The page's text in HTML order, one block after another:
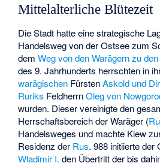
Mittelalterliche Blütezeit
Die Stadt hatte eine strategische
Handelsweg von der Ostsee zum
demWeg von den Warägern zu
des 9. Jahrhunderts herrschten in
warägischen FürstenAskold und Dir
Ruriks FeldherrnOleg von
wurden. Dieser vereinigte den
Herrschaftsbereich der Waräger (
Handelsweges und machte Kiew
Residenz der Rus. 988 initiierte der
Wladimir I. den Übertritt der bis